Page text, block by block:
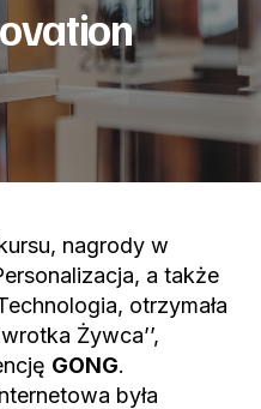
nagrody w
a także
otrzymała
Żywca’’,
GONG.
była